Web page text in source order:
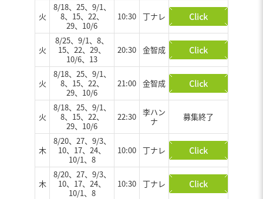
火
8/18、25、9/1、
8、15、22、
29、10/6
10:30 丁ナレ
火
8/25、9/1、8、
15、22、29、
10/6、13
20:30 金智成
火
8/18、25、9/1、
8、15、22、
29、10/6
21:00 金智成
火
8/18、25、9/1、
8、15、22、
29、10/6
22:30 李ハン
ナ
募集終了
木
8/20、27、9/3、
10、17、24、
10/1、8
10:00 丁ナレ
木
8/20、27、9/3、
10、17、24、
10/1、8
10:30 丁ナレ